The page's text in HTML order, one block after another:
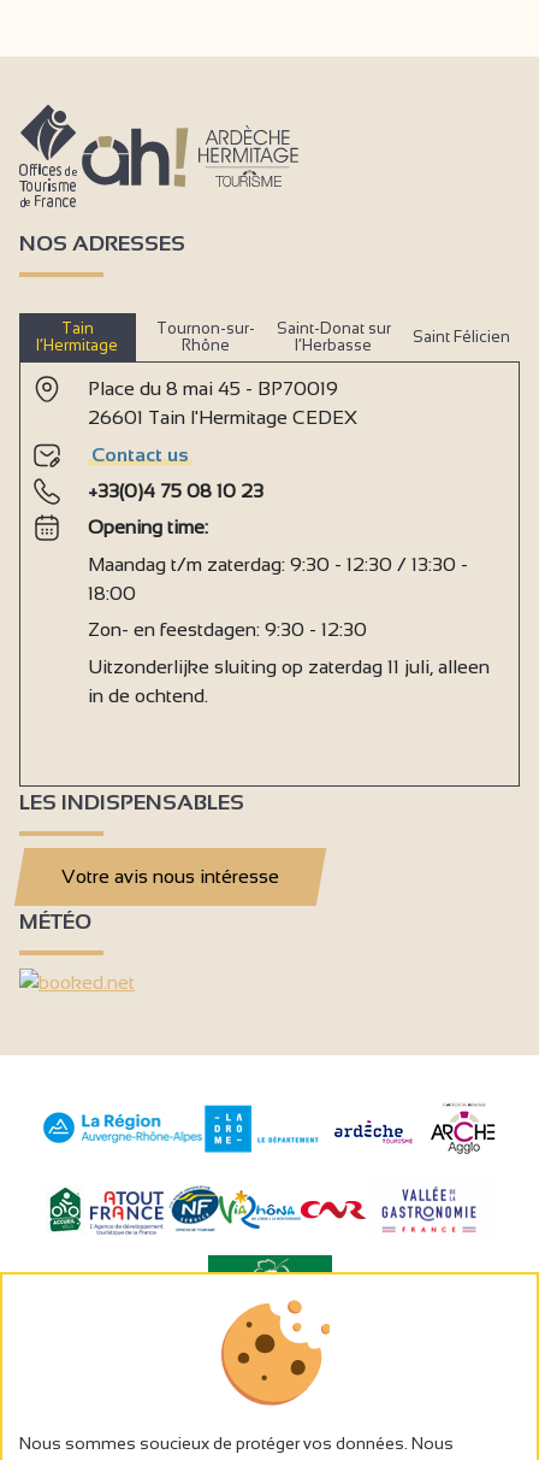
NOS ADRESSES
Tain
l’Hermitage
Tournon-sur-
Rhône
Saint-Donat sur
l’Herbasse
Saint Félicien
Place du 8 mai 45 - BP70019
26601 Tain l'Hermitage CEDEX
Contact us
+33(0)4 75 08 10 23
Opening time:
Maandag t/m zaterdag: 9:30 - 12:30 / 13:30 -
18:00
Zon- en feestdagen: 9:30 - 12:30
Uitzonderlijke sluiting op zaterdag 11 juli, alleen
in de ochtend.
LES INDISPENSABLES
Votre avis nous intéresse
MÉTÉO
L’abus d’alcool est dangereux pour la santé, à consommer avec
modération.
Nous sommes soucieux de protéger vos données. Nous